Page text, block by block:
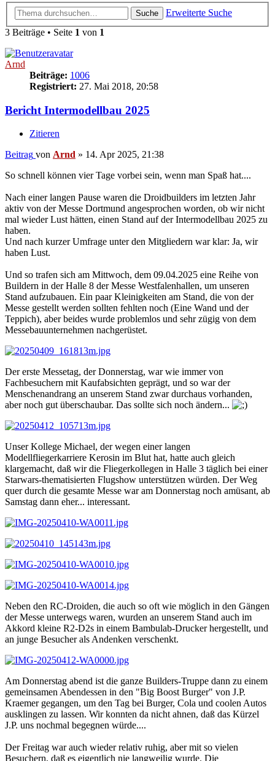
Suche
Erweiterte Suche
3 Beiträge • Seite 1 von 1
Arnd
Beiträge: 1006
Registriert: 27. Mai 2018, 20:58
Bericht Intermodellbau 2025
Zitieren
Beitrag von Arnd » 14. Apr 2025, 21:38
So schnell können vier Tage vorbei sein, wenn man Spaß hat....
Nach einer langen Pause waren die Droidbuilders im letzten Jahr
aktiv von der Messe Dortmund angesprochen worden, ob wir nicht
mal wieder Lust hätten, einen Stand auf der Intermodellbau 2025 zu
haben.
Und nach kurzer Umfrage unter den Mitgliedern war klar: Ja, wir
haben Lust.
Und so trafen sich am Mittwoch, dem 09.04.2025 eine Reihe von
Buildern in der Halle 8 der Messe Westfalenhallen, um unseren
Stand aufzubauen. Ein paar Kleinigkeiten am Stand, die von der
Messe gestellt werden sollten fehlten noch (Eine Wand und der
Teppich), aber beides wurde problemlos und sehr zügig von dem
Messebauunternehmen nachgerüstet.
Der erste Messetag, der Donnerstag, war wie immer von
Fachbesuchern mit Kaufabsichten geprägt, und so war der
Menschenandrang an unserem Stand zwar durchaus vorhanden,
aber noch gut überschaubar. Das sollte sich noch ändern...
Unser Kollege Michael, der wegen einer langen
Modellfliegerkarriere Kerosin im Blut hat, hatte auch gleich
klargemacht, daß wir die Fliegerkollegen in Halle 3 täglich bei einer
Starwars-thematisierten Flugshow unterstützen würden. Der Weg
quer durch die gesamte Messe war am Donnerstag noch amüsant, ab
Samstag dann eher... interessant.
Neben den RC-Droiden, die auch so oft wie möglich in den Gängen
der Messe unterwegs waren, wurden an unserem Stand auch im
Akkord kleine R2-D2s in einem Bambulab-Drucker hergestellt, und
an junge Besucher als Andenken verschenkt.
Am Donnerstag abend ist die ganze Builders-Truppe dann zu einem
gemeinsamen Abendessen in den "Big Boost Burger" von J.P.
Kraemer gegangen, um den Tag bei Burger, Cola und coolen Autos
ausklingen zu lassen. Wir konnten da nicht ahnen, daß das Kürzel
J.P. uns nochmal begegnen würde....
Der Freitag war auch wieder relativ ruhig, aber mit so vielen
Besuchern, daß es eigentlich nie langweilig wurde. Die